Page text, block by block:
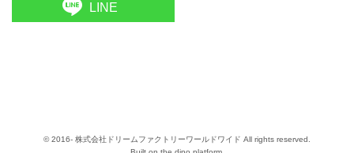
LINE
© 2016- 株式会社ドリームファクトリーワールドワイド All rights reserved.